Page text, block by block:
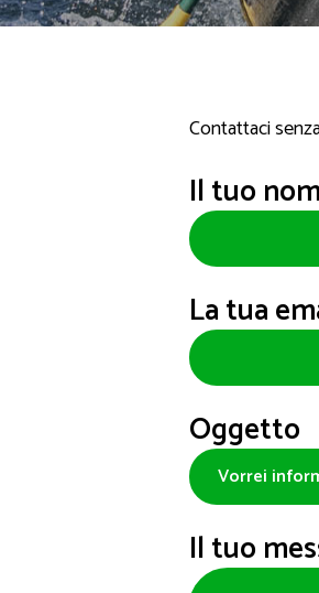
Contattaci
Il tuo
La tua
Oggetto
Il tuo